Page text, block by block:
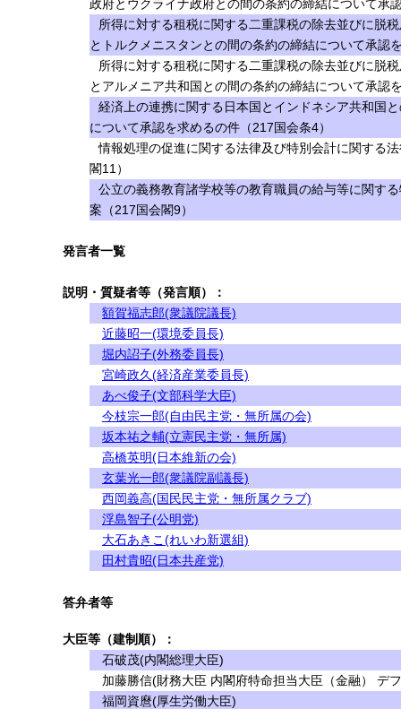
政府とウクライナ政府との間の条約の締結について承
所得に対する租税に関する二重課税の除去並びに脱
とトルクメニスタンとの間の条約の締結について承認
所得に対する租税に関する二重課税の除去並びに脱
とアルメニア共和国との間の条約の締結について承認
経済上の連携に関する日本国とインドネシア共和国
について承認を求めるの件（217国会条4）
情報処理の促進に関する法律及び特別会計に関する
閣11）
公立の義務教育諸学校等の教育職員の給与等に関す
案（217国会閣9）
発言者一覧
説明・質疑者等（発言順）：
額賀福志郎(衆議院議長)
近藤昭一(環境委員長)
堀内詔子(外務委員長)
宮崎政久(経済産業委員長)
あべ俊子(文部科学大臣)
今枝宗一郎(自由民主党・無所属の会)
坂本祐之輔(立憲民主党・無所属)
高橋英明(日本維新の会)
玄葉光一郎(衆議院副議長)
西岡義高(国民民主党・無所属クラブ)
浮島智子(公明党)
大石あきこ(れいわ新選組)
田村貴昭(日本共産党)
答弁者等
大臣等（建制順）：
石破茂(内閣総理大臣)
加藤勝信(財務大臣 内閣府特命担当大臣（金融） デ
福岡資麿(厚生労働大臣)